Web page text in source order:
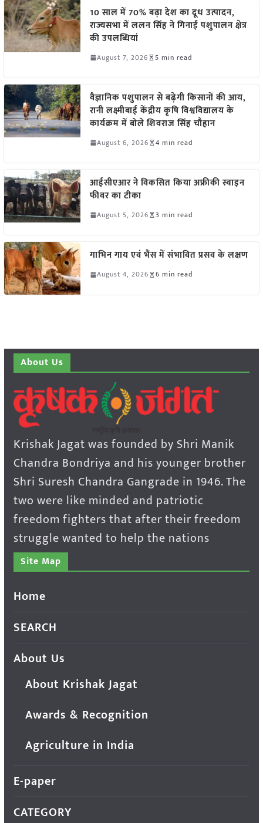
10 साल में 70% बढ़ा देश का दूध उत्पादन,
राज्यसभा में ललन सिंह ने गिनाईं पशुपालन क्षेत्र
की उपलब्धियां
August 7, 2026 5 min read
वैज्ञानिक पशुपालन से बढ़ेगी किसानों की आय,
रानी लक्ष्मीबाई केंद्रीय कृषि विश्वविद्यालय के
कार्यक्रम में बोले शिवराज सिंह चौहान
August 6, 2026 4 min read
आईसीएआर ने विकसित किया अफ्रीकी स्वाइन
फीवर का टीका
August 5, 2026 3 min read
गाभिन गाय एवं भैंस में संभावित प्रसव के लक्षण
August 4, 2026 6 min read
About Us
Krishak Jagat was founded by Shri Manik
Chandra Bondriya and his younger brother
Shri Suresh Chandra Gangrade in 1946. The
two were like minded and patriotic
freedom fighters that after their freedom
struggle wanted to help the nations
Site Map
Home
SEARCH
About Us
About Krishak Jagat
Awards & Recognition
Agriculture in India
E-paper
CATEGORY